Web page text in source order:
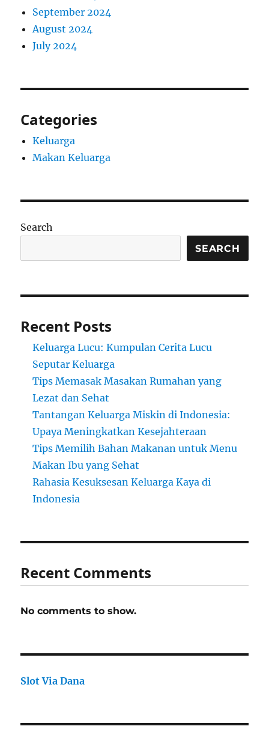
September 2024
August 2024
July 2024
Categories
Keluarga
Makan Keluarga
Search
SEARCH
Recent Posts
Keluarga Lucu: Kumpulan Cerita Lucu
Seputar Keluarga
Tips Memasak Masakan Rumahan yang
Lezat dan Sehat
Tantangan Keluarga Miskin di Indonesia:
Upaya Meningkatkan Kesejahteraan
Tips Memilih Bahan Makanan untuk Menu
Makan Ibu yang Sehat
Rahasia Kesuksesan Keluarga Kaya di
Indonesia
Recent Comments
No comments to show.
Slot Via Dana